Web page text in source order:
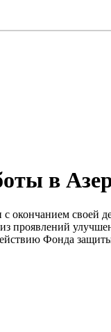
в
своей
проявлений
Фонда